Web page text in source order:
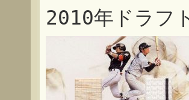
2010年ドラフ